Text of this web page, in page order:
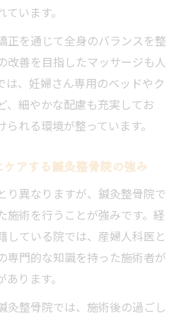
います。
正を通じて全身のバランスを整
改善を目指したマッサージも人
は、妊婦さん専用のベッドやク
、細やかな配慮も充実してお
れる環境が整っています。
アする鍼灸整骨院の強み
り異なりますが、鍼灸整骨院で
施術を行うことが強みです。経
している院では、産婦人科医と
専門的な知識を持った施術者が
ります。
灸整骨院では、施術後の過ごし